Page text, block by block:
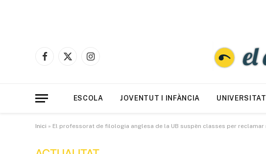
Facebook
X
Instagram
ESCOLA JOVENTUT I INFÀNCIA UNIVERSITAT
Inici » El professorat de filologia anglesa de la UB suspèn classes per reclamar